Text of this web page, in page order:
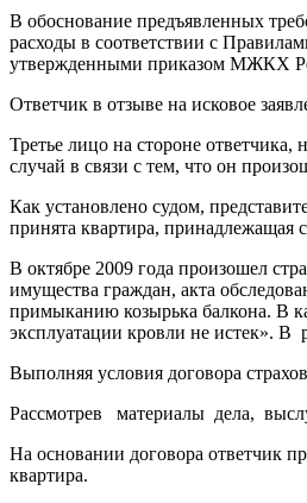
В обоснование предъявленных
расходы в соответствии с
утвержденными приказом МЖКХ
Ответчик в отзыве на исковое
Третье лицо на стороне ответчика,
случай в связи с тем, что он
Как установлено судом,
принята квартира, принадлежащая
В октябре 2009 года произошел
имущества граждан, акта
примыканию козырька балкона. В
эксплуатации кровли не истек». В
Выполняя условия договора
Рассмотрев материалы дела,
На основании договора ответчик
квартира.